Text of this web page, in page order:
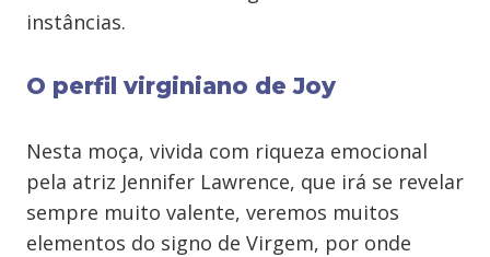
instâncias.
O perfil virginiano de Joy
Nesta moça, vivida com riqueza emocional
pela atriz Jennifer Lawrence, que irá se revelar
sempre muito valente, veremos muitos
elementos do signo de Virgem, por onde